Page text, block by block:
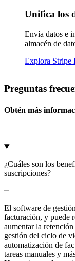
Según
datos
Unifica los
Envía datos e
almacén de
Explora Stripe
Preguntas
Obtén más
¿Cuáles son los
suscripciones?
El software de
facturación, y puede
aumentar la
gestión del ciclo de
automatización de
tareas manuales y